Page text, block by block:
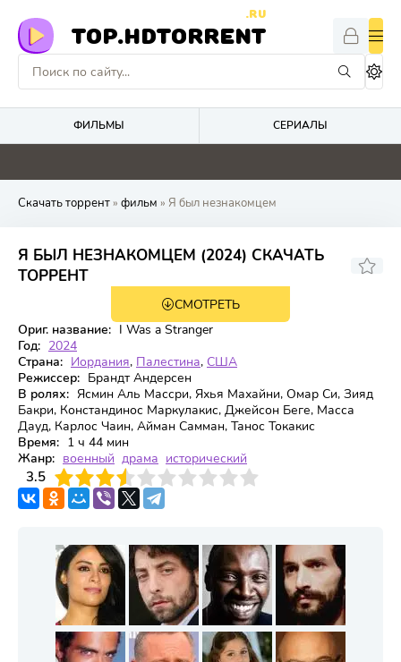
TOP.HDTORRENT
.RU
ФИЛЬМЫ СЕРИАЛЫ
0 0 0 0
Скачать торрент» фильм » Я был незнакомцем
Я БЫЛ НЕЗНАКОМЦЕМ (2024) СКАЧАТЬ
ТОРРЕНТ
СМОТРЕТЬ
Ориг. название: I Was a Stranger
Год: 2024
Страна: Иордания, Палестина, США
Режиссер: Брандт Андерсен
В ролях: Ясмин Аль Массри, Яхья Махайни, Омар Си, Зияд
Бакри, Констандинос Маркулакис, Джейсон Беге, Масса
Дауд, Карлос Чаин, Айман Самман, Танос Токакис
Время: 1 ч 44 мин
Жанр: военный драма исторический
3.5
4 6 7 8 9 10